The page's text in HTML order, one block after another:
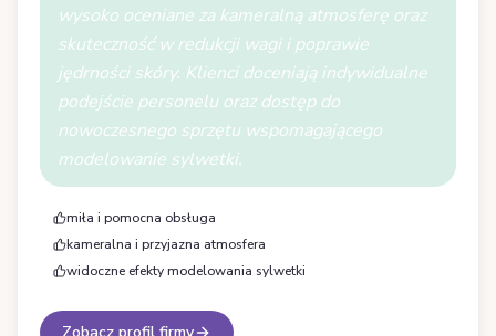
wysoko oceniane za kameralną atmosferę oraz
skuteczność w redukcji wagi i poprawie
jędrności skóry. Klienci doceniają indywidualne
podejście personelu oraz dostęp do
nowoczesnego sprzętu wspomagającego
modelowanie sylwetki.
miła i pomocna obsługa
kameralna i przyjazna atmosfera
widoczne efekty modelowania sylwetki